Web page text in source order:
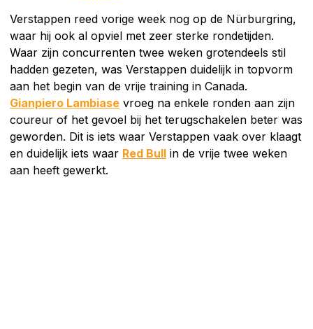
Verstappen reed vorige week nog op de Nürburgring,
waar hij ook al opviel met zeer sterke rondetijden.
Waar zijn concurrenten twee weken grotendeels stil
hadden gezeten, was Verstappen duidelijk in topvorm
aan het begin van de vrije training in Canada.
Gianpiero Lambiase vroeg na enkele ronden aan zijn
coureur of het gevoel bij het terugschakelen beter was
geworden. Dit is iets waar Verstappen vaak over klaagt
en duidelijk iets waar Red Bull in de vrije twee weken
aan heeft gewerkt.